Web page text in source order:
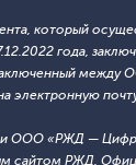
который
года,
электронную
ООО «РЖД —
сайтом РЖД.